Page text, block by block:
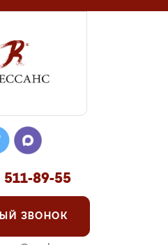
511-89-55
ЗВОНОК